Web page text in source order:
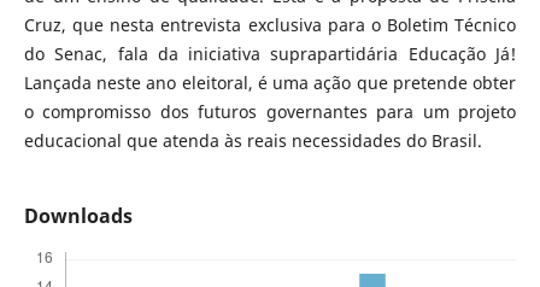
Cruz, que nesta entrevista exclusiva para o Boletim Técnico
do Senac, fala da iniciativa suprapartidária Educação Já!
Lançada neste ano eleitoral, é uma ação que pretende obter
o compromisso dos futuros governantes para um projeto
educacional que atenda às reais necessidades do Brasil.
Downloads